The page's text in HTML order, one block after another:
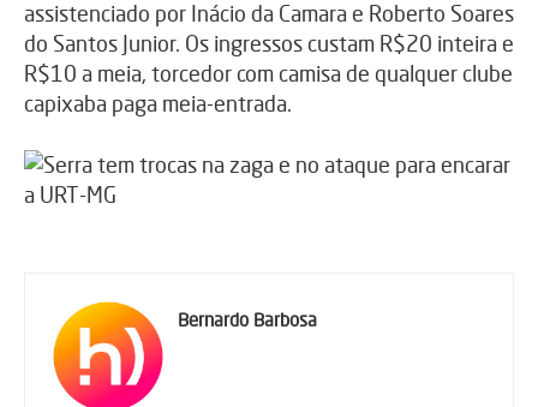
assistenciado por Inácio da Camara e Roberto Soares
do Santos Junior. Os ingressos custam R$20 inteira e
R$10 a meia, torcedor com camisa de qualquer clube
capixaba paga meia-entrada.
Bernardo Barbosa